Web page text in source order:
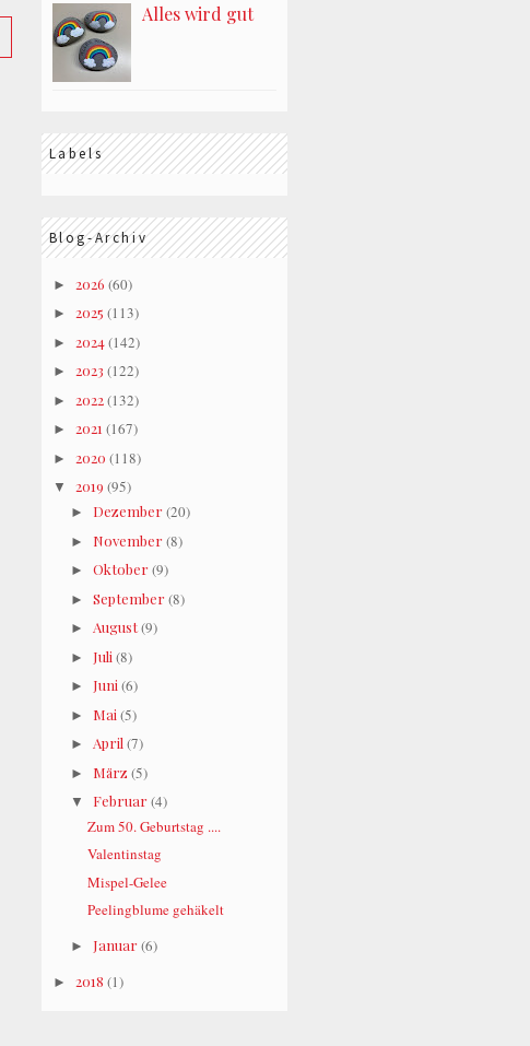
Alles wird gut
Labels
Blog-Archiv
► 2026 (60)
► 2025 (113)
► 2024(142)
► 2023 (122)
► 2022(132)
► 2021 (167)
► 2020 (118)
▼ 2019 (95)
► Dezember (20)
► November (8)
► Oktober (9)
► September (8)
► August (9)
► Juli (8)
► Juni (6)
► Mai (5)
► April (7)
► März (5)
▼ Februar (4)
Zum 50. Geburtstag ....
Valentinstag
Mispel-Gelee
Peelingblume gehäkelt
► Januar (6)
► 2018 (1)